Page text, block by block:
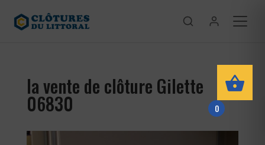
la vente de clôture Gilette
06830 0